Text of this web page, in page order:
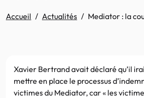
Accueil Actualités Mediator : la
Xavier Bertrand avait déclaré qu’il
mettre en place le processus
victimes du Mediator, car « les